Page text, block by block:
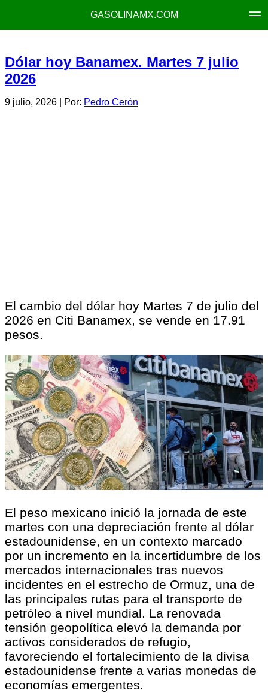
GASOLINAMX.COM
Dólar hoy Banamex. Martes 7 julio
2026
9 julio, 2026 | Por: Pedro Cerón
El cambio del dólar hoy Martes 7 de julio del
2026 en Citi Banamex, se vende en 17.91
pesos.
El peso mexicano inició la jornada de este
martes con una depreciación frente al dólar
estadounidense, en un contexto marcado
por un incremento en la incertidumbre de los
mercados internacionales tras nuevos
incidentes en el estrecho de Ormuz, una de
las principales rutas para el transporte de
petróleo a nivel mundial. La renovada
tensión geopolítica elevó la demanda por
activos considerados de refugio,
favoreciendo el fortalecimiento de la divisa
estadounidense frente a varias monedas de
economías emergentes.